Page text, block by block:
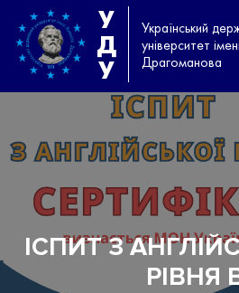
У
Д
У
Український
університет
Драгоманова
РІВНЯ B2